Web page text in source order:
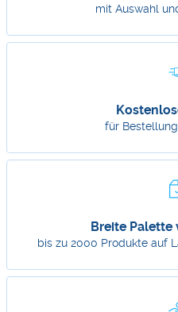
mit Auswahl
für
Breite
bis zu 2000 Produkte auf